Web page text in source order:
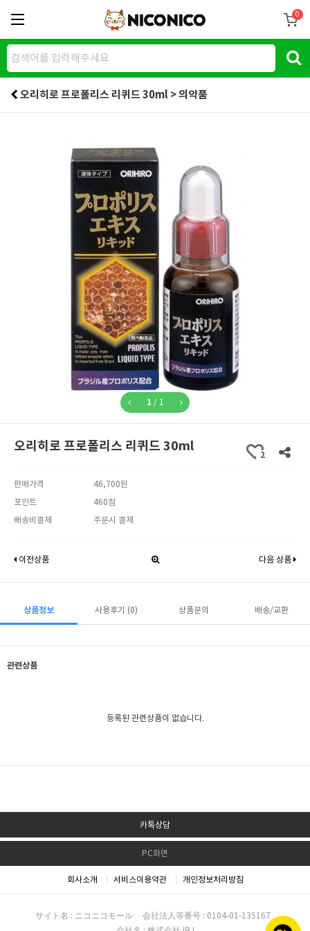
0
오리히로 프로폴리스 리퀴드 30ml > 의약품
1 / 1
오리히로 프로폴리스 리퀴드 30ml
2
판매가격
46,700원
포인트
460점
배송비결제
주문시 결제
이전상품 다음 상품
상품정보 사용후기 (0) 상품문의 배송/교환
관련상품
등록된 관련상품이 없습니다.
카톡상담
PC화면
회사소개 서비스이용약관 개인정보처리방침
サイト名 : ニコニコモール
会社法人等番号 : 0104-01-135167